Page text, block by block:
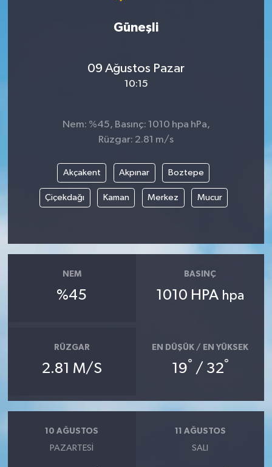
Güneşli
09 Ağustos Pazar
10:15
Nem: %45, Basınç: 1010 hpa hPa,
Rüzgar: 2.81 m/s
Akçakent Akpınar Boztepe
Çiçekdağı Kaman Merkez Mucur
NEM
%45
BASINÇ
1010 HPA hpa
RÜZGAR
2.81 M/S
EN DÜŞÜK / EN YÜKSEK
19° / 32°
10 AĞUSTOS
PAZARTESI
11 AĞUSTOS
SALI